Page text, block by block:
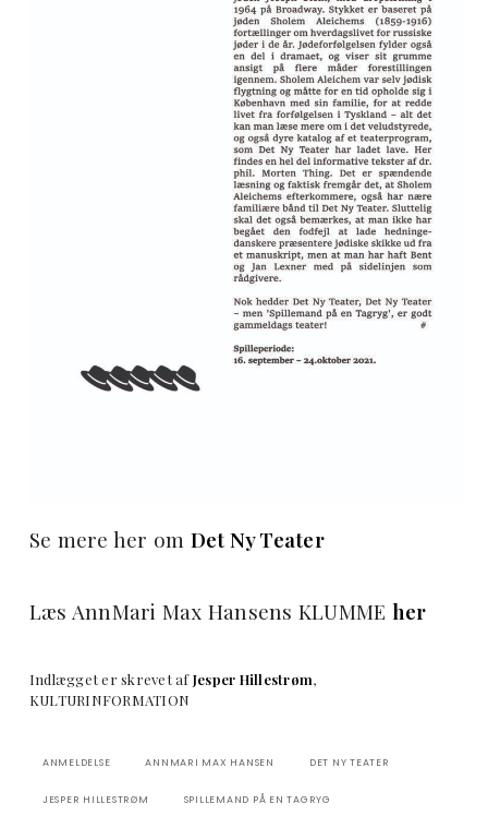
Se mere her om Det Ny Teater
Læs AnnMari Max Hansens KLUMME her
Indlægget er skrevet afJesper Hillestrøm,
KULTURINFORMATION
ANMELDELSE ANNMARI MAX HANSEN DET NY TEATER
JESPER HILLESTRØM SPILLEMAND PÅ EN TAGRYG